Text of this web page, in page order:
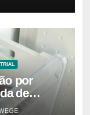
por
de
América